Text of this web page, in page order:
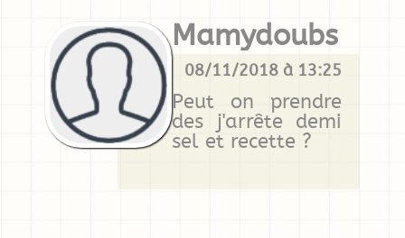
Mamydoubs
08/11/2018 à 13:25
Peut on prendre
des j'arrête demi
sel et recette ?